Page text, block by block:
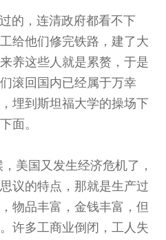
，连清政府都看不下
给他们修完铁路，建了大
养这些人就是累赘，于是
滚回国内已经属于万幸
埋到斯坦福大学的操场下
面。
美国又发生经济危机了，
议的特点，那就是生产过
物品丰富，金钱丰富，但
许多工商业倒闭，工人失